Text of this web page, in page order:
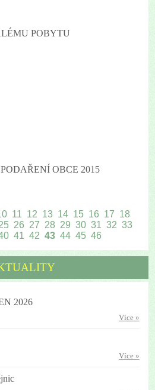
POBYTU
OBCE 2015
11 12 13 14 15 16 17 18
26 27 28 29 30 31 32 33
41 42 43 44 45 46
2026
Více »
Více »